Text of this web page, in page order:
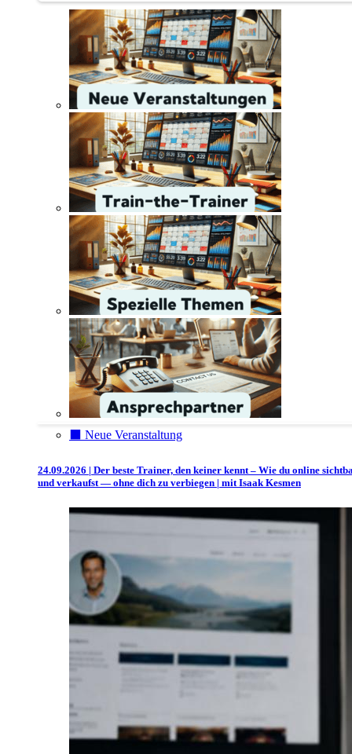
⬛️ Neue Veranstaltung
24.09.2026 | Der beste Trainer, den keiner kennt – Wie du online
und verkaufst — ohne dich zu verbiegen | mit Isaak Kesmen